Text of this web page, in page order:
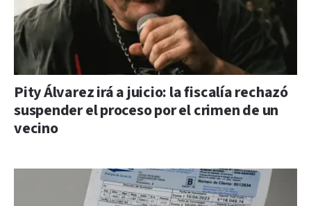
Pity Álvarez irá a juicio: la fiscalía rechazó
suspender el proceso por el crimen de un
vecino